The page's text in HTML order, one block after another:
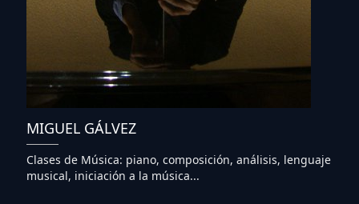
MIGUEL GÁLVEZ
Clases de Música: piano, composición, análisis, lenguaje
musical, iniciación a la música...